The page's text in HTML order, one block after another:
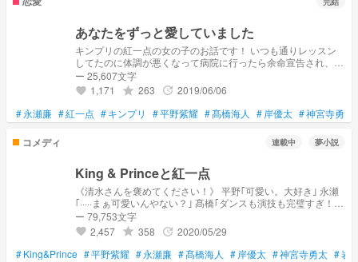
あなたをずっと愛していました
キンプリの紅一点の女の子のお話です！ いつも通りレッスン
してたのに体調が悪くなって病院に行ったら余命宣告され、残
りわずかな状態。そんな時ずっとメンバーとして、 1人の男の
人として好きだった永瀬廉に告白される。付き合うことになる
が、、、 ライバルも現れ…
ー 25,607文字
favorite 1,171 grade 263 update 2019/06/06
#永瀬廉 #紅一点 #キンプリ #平野紫耀 #髙橋海人 # 岸優太 #神宮寺勇太
コメディ 連載中 夢小説
King & Princeと紅一点
《清水さんを褒めてください！》 平野｢可愛い。大好き｣ 永瀬
｢·····まぁ可愛いんやない？｣ 髙橋｢ダンスも演技も完璧すぎ！大
好き！｣ 岸｢先輩にモテてる。俺らのなのに｣ 神宮寺｢俺らの
Princess｣ 岩橋｢僕より断然可愛い｣ 清水『さ、寒気が、、、』
仲間と共に切磋琢磨する 紅一点の物語
ー 79,753文字
favorite 2,457 grade 358 update 2020/05/29
#King&Prince #平野紫耀 #永瀬廉 #髙橋海人 # 岸優太 #神宮寺勇太 #岩